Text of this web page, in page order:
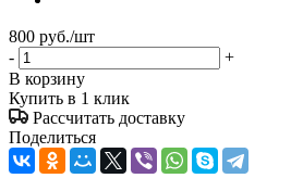
800 руб./шт
-
+
В корзину
Купить в 1 клик
Рассчитать доставку
Поделиться